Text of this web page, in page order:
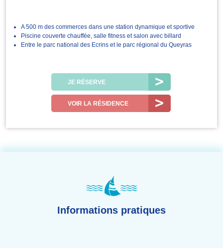
A 500 m des commerces dans une station dynamique et sportive
Piscine couverte chauffée, salle fitness et salon avec billard
Entre le parc national des Ecrins et le parc régional du Queyras
JE RÉSERVE
VOIR LA RÉSIDENCE
Informations pratiques